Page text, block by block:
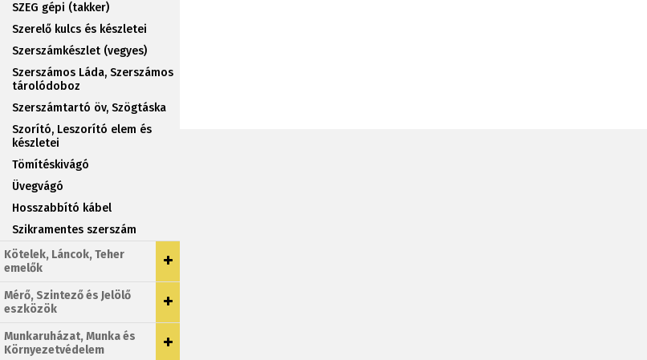
SZEG gépi (takker)
Szerelő kulcs és készletei
Szerszámkészlet (vegyes)
Szerszámos Láda, Szerszámos
tárolódoboz
Szerszámtartó öv, Szögtáska
Szorító, Leszorító elem és
készletei
Tömítéskivágó
Üvegvágó
Hosszabbító kábel
Szikramentes szerszám
Kötelek, Láncok, Teher
emelők
Mérő, Szintező és Jelölő
eszközök
Munkaruházat, Munka és
Környezetvédelem